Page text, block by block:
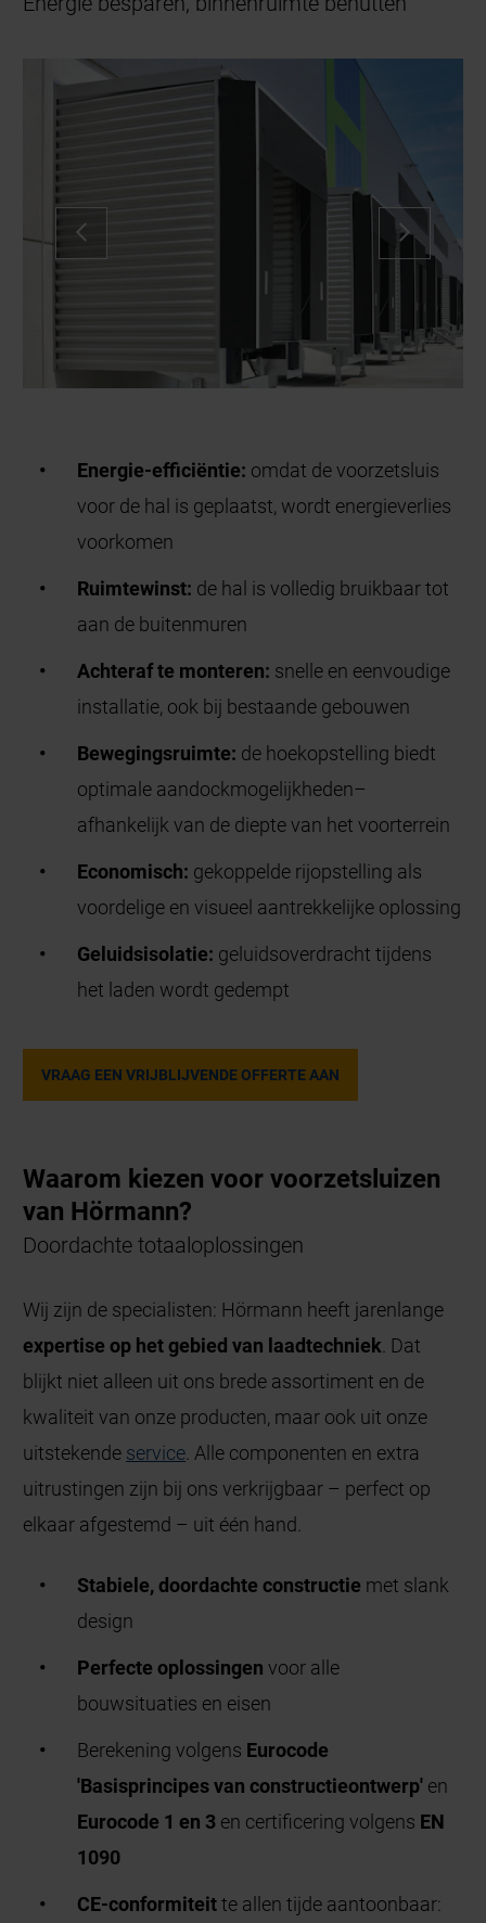
Energie-efficiëntie: omdat devoorzetsluis
voor de hal is geplaatst, wordt energieverlies
voorkomen
Ruimtewinst: de hal is volledig bruikbaar tot
aan de buitenmuren
Achteraf te monteren: snelle en eenvoudige
installatie, ook bij bestaande gebouwen
Bewegingsruimte: de hoekopstelling biedt
optimale aandockmogelijkheden–
afhankelijk van de diepte van het voorterrein
Economisch: gekoppelde rijopstelling als
voordelige en visueel aantrekkelijke oplossing
Geluidsisolatie: geluidsoverdracht tijdens
het laden wordt gedempt
VRAAG EEN VRIJBLIJVENDE OFFERTE AAN
Waarom kiezen voor voorzetsluizen
van Hörmann?
Doordachte totaaloplossingen
Wij zijn de specialisten: Hörmann heeft jarenlange
expertise op het gebied van laadtechniek . Dat
blijkt niet alleen uit ons brede assortiment en de
kwaliteit van onze producten, maar ook uit onze
uitstekende service . Alle componenten en extra
uitrustingen zijn bij ons verkrijgbaar – perfect op
elkaar afgestemd – uit één hand.
Stabiele, doordachte constructie met slank
design
Perfecte oplossingen voor alle
bouwsituaties en eisen
Berekening volgens Eurocode
'Basisprincipes van constructieontwerp' en
Eurocode 1 en 3 en certificering volgens EN
1090
CE-conformiteitte allen tijde aantoonbaar: